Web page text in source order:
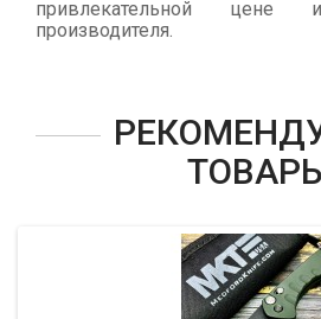
привлекательной
производителя.